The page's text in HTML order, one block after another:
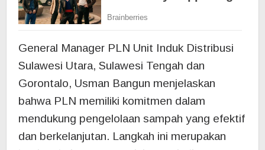
General Manager PLN Unit Induk Distribusi
Sulawesi Utara, Sulawesi Tengah dan
Gorontalo, Usman Bangun menjelaskan
bahwa PLN memiliki komitmen dalam
mendukung pengelolaan sampah yang efektif
dan berkelanjutan. Langkah ini merupakan